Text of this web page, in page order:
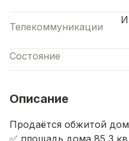
Телекоммуникации
Состояние
Описание
Продаётся обжитой
✅ площадь дома 85,3